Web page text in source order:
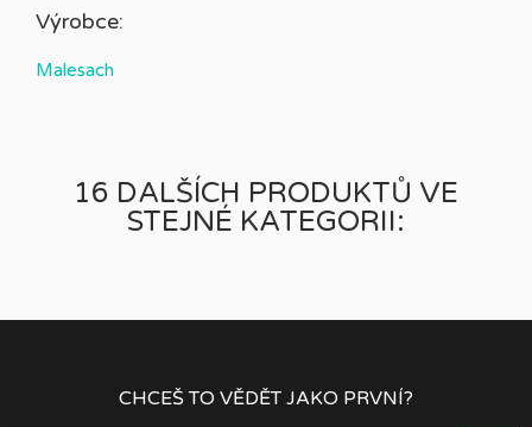
Výrobce:
Malesach
16 DALŠÍCH PRODUKTŮ VE
STEJNÉ KATEGORII:
CHCEŠ TO VĚDĚT JAKO PRVNÍ?